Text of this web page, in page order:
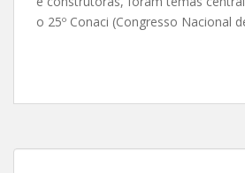
o 25º Conaci (Congresso Nacional